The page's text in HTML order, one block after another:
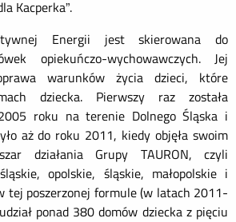
Kacperka”.
Energii jest skierowana do
opiekuńczo-wychowawczych. Jej
warunków życia dzieci, które
dziecka. Pierwszy raz została
roku na terenie Dolnego Śląska i
aż do roku 2011, kiedy objęła swoim
działania Grupy TAURON, czyli
opolskie, śląskie, małopolskie i
tej poszerzonej formule (w latach 2011-
ponad 380 domów dziecka z pięciu